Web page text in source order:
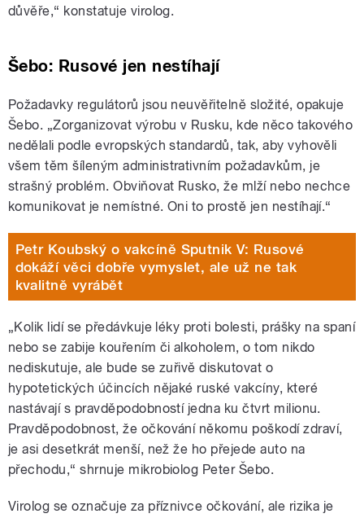
důvěře,“ konstatuje virolog.
Šebo: Rusové jen nestíhají
Požadavky regulátorů jsou neuvěřitelně složité, opakuje
Šebo. „Zorganizovat výrobu v Rusku, kde něco takového
nedělali podle evropských standardů, tak, aby vyhověli
všem těm šíleným administrativním požadavkům, je
strašný problém. Obviňovat Rusko, že mlží nebo nechce
komunikovat je nemístné. Oni to prostě jen nestíhají.“
Petr Koubský o vakcíně Sputnik V: Rusové
dokáží věci dobře vymyslet, ale už ne tak
kvalitně vyrábět
„Kolik lidí se předávkuje léky proti bolesti, prášky na spaní
nebo se zabije kouřením či alkoholem, o tom nikdo
nediskutuje, ale bude se zuřivě diskutovat o
hypotetických účincích nějaké ruské vakcíny, které
nastávají s pravděpodobností jedna ku čtvrt milionu.
Pravděpodobnost, že očkování někomu poškodí zdraví,
je asi desetkrát menší, než že ho přejede auto na
přechodu,“ shrnuje mikrobiolog Peter Šebo.
Virolog se označuje za příznivce očkování, ale rizika je